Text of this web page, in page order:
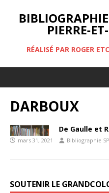
PIERRE-
RÉALISÉ PAR ROGER
DARBOUX
De Gaulle et
mars 31, 2021 Bibliographie
SOUTENIR LE